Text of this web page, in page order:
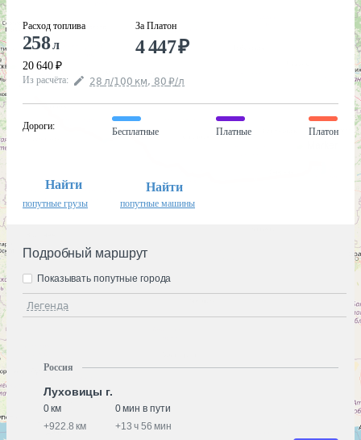
Расход топлива
258л
20 640 ₽
За Платон
4 447₽
Из расчёта: 28 л/100 км, 80 ₽/л
Дороги:
Бесплатные Платные Платон
Найти
попутные грузы
Найти
попутные машины
Подробный маршрут
Легенда
Показывать попутные города
Россия
Луховицы г.
0 км
0 мин в пути
+922.8 км +13 ч 56 мин